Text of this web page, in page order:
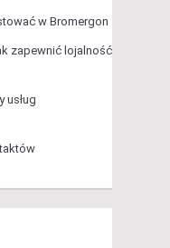
w Bromergon
zapewnić lojalność
usług